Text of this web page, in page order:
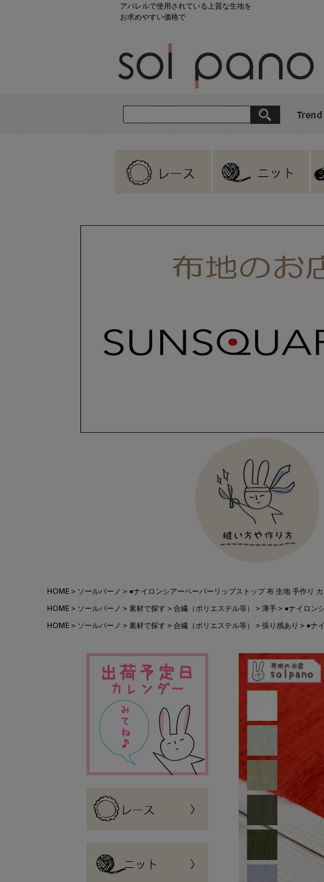
アパレルで使用されている上質な生地を
お求めやすい価格で
HOME ソールパーノ
●ナイロンシアーペーパーリップストップ 布 生地 手作り
HOME
ソールパーノ 素材で探す 合繊（ポリエステル等） 薄手
●ナイロン
HOME
ソールパーノ 素材で探す 合繊（ポリエステル等） 張り感あり ●ナ